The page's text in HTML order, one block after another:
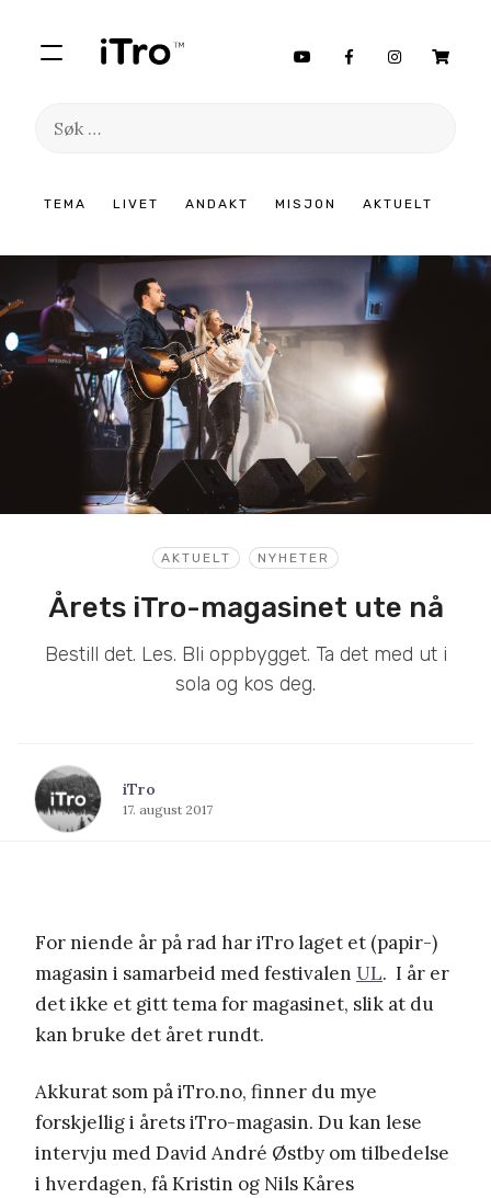
TEMA LIVET ANDAKT MISJON AKTUELT
Søk
innhold
AKTUELT NYHETER
Årets iTro-magasinet ute nå
Bestill det. Les. Bli oppbygget. Ta det med ut i
sola og kos deg.
iTro
17. august 2017
For niende år på rad har iTro laget et (papir-)
magasin i samarbeid med festivalen UL. I år er
det ikke et gitt tema for magasinet, slik at du
kan bruke det året rundt.
Akkurat som på iTro.no, finner du mye
forskjellig i årets iTro-magasin. Du kan lese
intervju med David André Østby om tilbedelse
i hverdagen, få Kristin og Nils Kåres